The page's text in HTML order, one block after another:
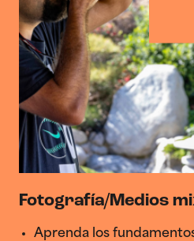
Fotografía/Medios
Aprenda los